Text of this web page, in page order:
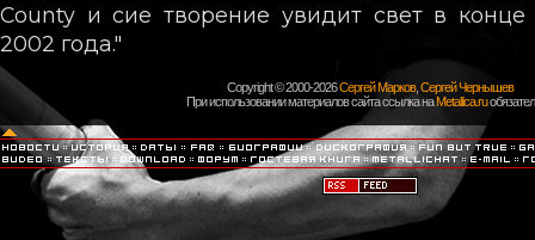
County и сие творение увидит свет в
2002 года."
Copyright © 2000-2026Сергей Марков, Сергей Чернышев
При использовании материалов сайта ссылка наMetallica.ru